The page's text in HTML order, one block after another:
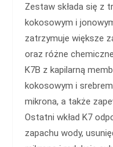
Zestaw składa się z
kokosowym i
zatrzymuje większe
oraz różne
K7B z kapilarną
kokosowym i
mikrona, a także
Ostatni wkład K7
zapachu wody,